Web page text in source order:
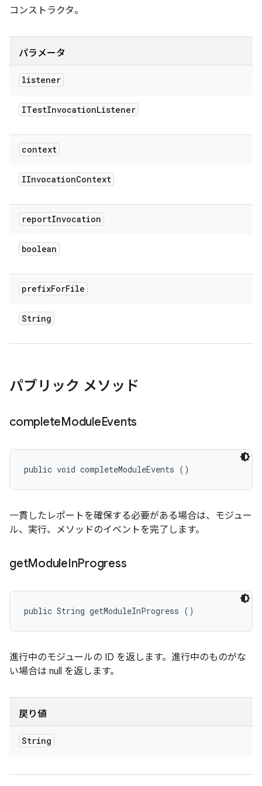
コンストラクタ。
パラメータ
listener
ITestInvocationListener
context
IInvocationContext
reportInvocation
boolean
prefixForFile
String
パブリック メソッド
completeModuleEvents
public void completeModuleEvents ()
一貫したレポートを確保する必要がある場合は、モジュー
ル、実行、メソッドのイベントを完了します。
getModuleInProgress
public String getModuleInProgress ()
進行中のモジュールの ID を返します。進行中のものがな
い場合は null を返します。
戻り値
String